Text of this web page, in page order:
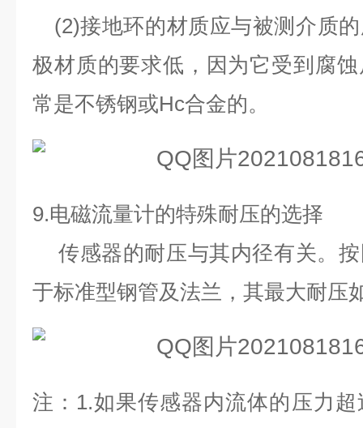
(2)接地环的材质应与被测介质
极材质的要求低，因为它受到腐
常是不锈钢或Hc合金的。
9.电磁流量计的特殊耐压的选择
传感器的耐压与其内径有关。
于标准型钢管及法兰，其最大耐压
注： 1.如果传感器内流体的压力